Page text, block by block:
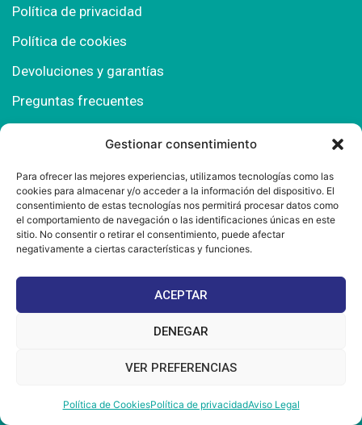
Gestionar consentimiento
Para ofrecer las mejores experiencias, utilizamos tecnologías como las
cookies para almacenar y/o acceder a la información del dispositivo. El
consentimiento de estas tecnologías nos permitirá procesar datos como
el comportamiento de navegación o las identificaciones únicas en este
sitio. No consentir o retirar el consentimiento, puede afectar
negativamente a ciertas características y funciones.
ACEPTAR
DENEGAR
VER PREFERENCIAS
Política de CookiesPolítica de privacidadAviso Legal
Política de privacidad
Política de cookies
Devoluciones y garantías
Preguntas frecuentes
Polígono Comercial Urbisur (Cita previa) 11130
Chiclana de la Fra. (Cádiz)
667 457 908
info@mantonesdelsur.com
mantonesdelsur@gmail.com